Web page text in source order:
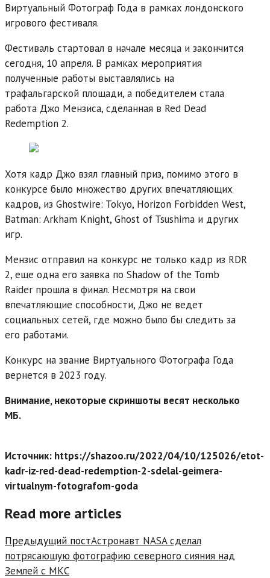
Виртуальный Фотограф Года в рамках лондонского
игрового фестиваля.
Фестиваль стартовал в начале месяца и закончится
сегодня, 10 апреля. В рамках мероприятия
полученные работы выставлялись на
трафальгарской площади, а победителем стала
работа Джо Мензиса, сделанная в Red Dead
Redemption 2.
Хотя кадр Джо взял главный приз, помимо этого в
конкурсе было множество других впечатляющих
кадров, из Ghostwire: Tokyo, Horizon Forbidden West,
Batman: Arkham Knight, Ghost of Tsushima и других
игр.
Мензис отправил на конкурс не только кадр из RDR
2, еще одна его заявка по Shadow of the Tomb
Raider прошла в финал. Несмотря на свои
впечатляющие способности, Джо не ведет
социальных сетей, где можно было бы следить за
его работами.
Конкурс на звание Виртуального Фотографа Года
вернется в 2023 году.
Внимание, некоторые скриншоты весят несколько
МБ.
Источник: https://shazoo.ru/2022/04/10/125026/etot-
kadr-iz-red-dead-redemption-2-sdelal-geimera-
virtualnym-fotografom-goda
Read more articles
Предыдущий постАстронавт NASA сделал
потрясающую фотографию северного сияния над
Землей с МКС